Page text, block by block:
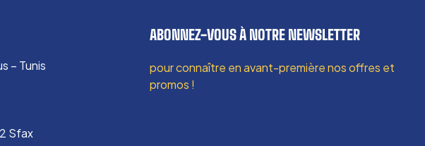
– Tunis
Sfax
ABONNEZ-VOUS À NOTRE NEWSLETTER
pour connaître en avant-première nos offres et
promos !